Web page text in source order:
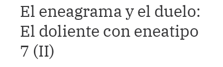
El eneagrama y el duelo:
El doliente con eneatipo
7 (II)